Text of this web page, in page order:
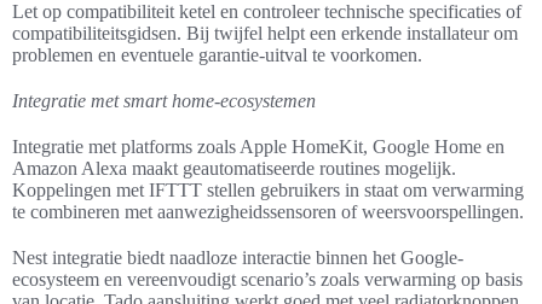
Let op compatibiliteit ketel en controleer technische specificaties of
compatibiliteitsgidsen. Bij twijfel helpt een erkende installateur om
problemen en eventuele garantie-uitval te voorkomen.
Integratie met smart home-ecosystemen
Integratie met platforms zoals Apple HomeKit, Google Home en
Amazon Alexa maakt geautomatiseerde routines mogelijk.
Koppelingen met IFTTT stellen gebruikers in staat om verwarming
te combineren met aanwezigheidssensoren of weersvoorspellingen.
Nest integratie biedt naadloze interactie binnen het Google-
ecosysteem en vereenvoudigt scenario’s zoals verwarming op basis